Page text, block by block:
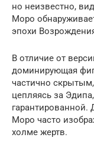
но неизвестно,
Моро
эпохи
В отличие от
доминирующая
частично
цепляясь за
гарантированной.
Моро часто
холме жертв.